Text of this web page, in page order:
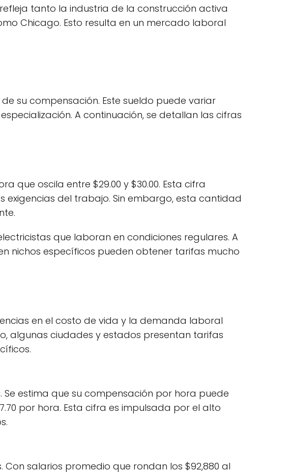
tanto la industria de la construcción activa
Chicago. Esto resulta en un mercado laboral
su compensación. Este sueldo puede variar
A continuación, se detallan las cifras
que oscila entre $29.00 y $30.00. Esta cifra
del trabajo. Sin embargo, esta cantidad
que laboran en condiciones regulares. A
nichos específicos pueden obtener tarifas mucho
en el costo de vida y la demanda laboral
algunas ciudades y estados presentan tarifas
Se estima que su compensación por hora puede
por hora. Esta cifra es impulsada por el alto
salarios promedio que rondan los $92,880 al